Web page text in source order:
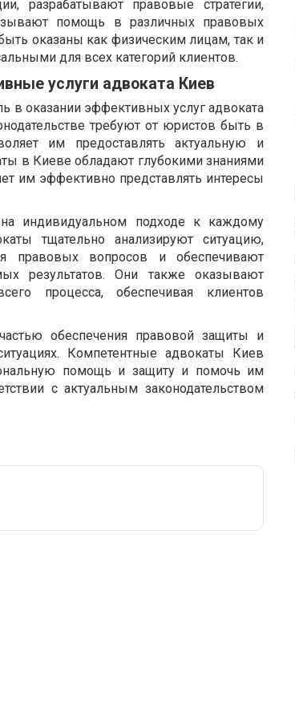
разрабатывают правовые стратегии,
помощь в различных правовых
оказаны как физическим лицам, так и
для всех категорий клиентов.
услуги адвоката Киев
в оказании эффективных услуг адвоката
требуют от юристов быть в
им предоставлять актуальную и
в Киеве обладают глубокими знаниями
им эффективно представлять интересы
индивидуальном подходе к каждому
тщательно анализируют ситуацию,
правовых вопросов и обеспечивают
результатов. Они также оказывают
процесса, обеспечивая клиентов
обеспечения правовой защиты и
Компетентные адвокаты Киев
помощь и защиту и помочь им
с актуальным законодательством